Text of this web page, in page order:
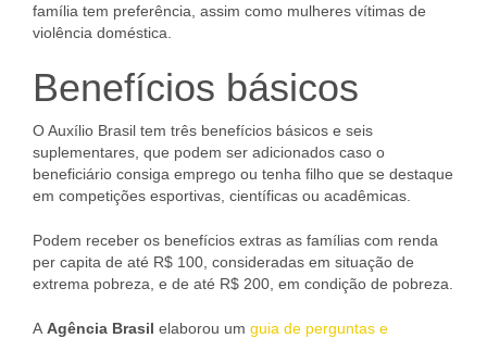
família tem preferência, assim como mulheres vítimas de
violência doméstica.
Benefícios básicos
O Auxílio Brasil tem três benefícios básicos e seis
suplementares, que podem ser adicionados caso o
beneficiário consiga emprego ou tenha filho que se destaque
em competições esportivas, científicas ou acadêmicas.
Podem receber os benefícios extras as famílias com renda
per capita de até R$ 100, consideradas em situação de
extrema pobreza, e de até R$ 200, em condição de pobreza.
A Agência Brasil elaborou um guia de perguntas e